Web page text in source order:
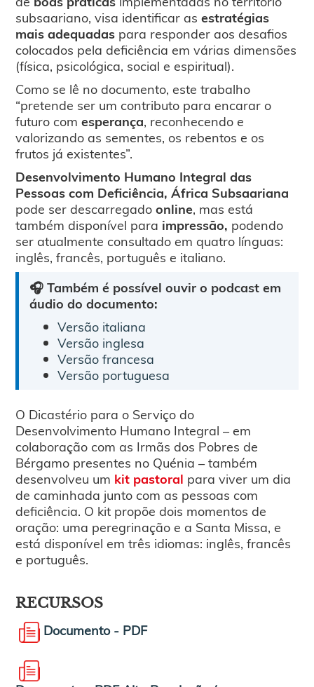
subsaariano, visa identificar asestratégias
mais adequadas para responder aos desafios
colocados pela deficiência em várias dimensões
(física, psicológica, social e espiritual).
Como se lê no documento, este trabalho
“pretende ser um contributo para encarar o
futuro comesperança, reconhecendo e
valorizando as sementes, os rebentos e os
frutos já existentes”.
Desenvolvimento Humano Integral das
Pessoas com Deficiência, África Subsaariana
pode ser descarregadoonline, mas está
também disponível para impressão, podendo
ser atualmente consultado em quatro línguas:
inglês, francês, português e italiano.
🎧 Também é possível ouvir o podcast em
áudio do documento:
Versão italiana
Versão inglesa
Versão francesa
Versão portuguesa
O Dicastério para o Serviço do
Desenvolvimento Humano Integral – em
colaboração com as Irmãs dos Pobres de
Bérgamo presentes no Quénia – também
desenvolveu um kit pastoral para viver um dia
de caminhada junto com as pessoas com
deficiência. O kit propõe dois momentos de
oração: uma peregrinação e a Santa Missa, e
está disponível em três idiomas: inglês, francês
e português.
RECURSOS
Documento - PDF